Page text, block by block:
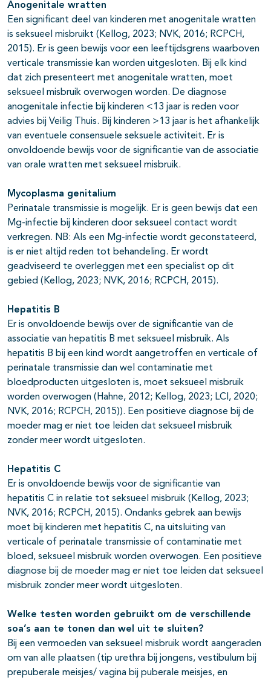
Anogenitale wratten
Een significant deel van kinderen met anogenitale wratten
is seksueel misbruikt (Kellog, 2023; NVK, 2016; RCPCH,
2015). Er is geen bewijs voor een leeftijdsgrens waarboven
verticale transmissie kan worden uitgesloten. Bij elk kind
dat zich presenteert met anogenitale wratten, moet
seksueel misbruik overwogen worden. De diagnose
anogenitale infectie bij kinderen <13 jaar is reden voor
advies bij Veilig Thuis. Bij kinderen >13 jaar is het afhankelijk
van eventuele consensuele seksuele activiteit. Er is
onvoldoende bewijs voor de significantie van de associatie
van orale wratten met seksueel misbruik.
Mycoplasma genitalium
Perinatale transmissie is mogelijk. Er is geen bewijs dat een
Mg-infectie bij kinderen door seksueel contact wordt
verkregen. NB: Als een Mg-infectie wordt geconstateerd,
is er niet altijd reden tot behandeling. Er wordt
geadviseerd te overleggen met een specialist op dit
gebied (Kellog, 2023; NVK, 2016; RCPCH, 2015).
Hepatitis B
Er is onvoldoende bewijs over de significantie van de
associatie van hepatitis B met seksueel misbruik. Als
hepatitis B bij een kind wordt aangetroffen en verticale of
perinatale transmissie dan wel contaminatie met
bloedproducten uitgesloten is, moet seksueel misbruik
worden overwogen (Hahne, 2012; Kellog, 2023; LCI, 2020;
NVK, 2016; RCPCH, 2015)). Een positieve diagnose bij de
moeder mag er niet toe leiden dat seksueel misbruik
zonder meer wordt uitgesloten.
Hepatitis C
Er is onvoldoende bewijs voor de significantie van
hepatitis C in relatie tot seksueel misbruik (Kellog, 2023;
NVK, 2016; RCPCH, 2015). Ondanks gebrek aan bewijs
moet bij kinderen met hepatitis C, na uitsluiting van
verticale of perinatale transmissie of contaminatie met
bloed, seksueel misbruik worden overwogen. Een positieve
diagnose bij de moeder mag er niet toe leiden dat seksueel
misbruik zonder meer wordt uitgesloten.
Welke testen worden gebruikt om de verschillende
soa’s aan te tonen dan wel uit te sluiten?
Bij een vermoeden van seksueel misbruik wordt aangeraden
om van alle plaatsen (tip urethra bij jongens, vestibulum bij
prepuberale meisjes/ vagina bij puberale meisjes, en